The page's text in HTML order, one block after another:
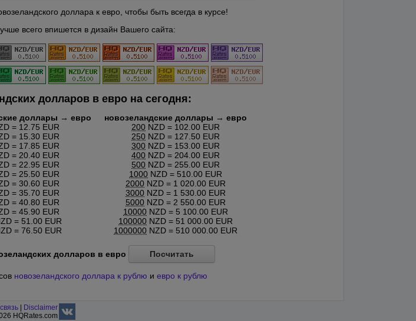
доллара к евро, чтобы быть всегда в курсе!
всего впишется в дизайн Вашего сайта:
долларов в евро на сегодня:
доллары → евро
= 12.75 EUR
= 15.30 EUR
= 17.85 EUR
= 20.40 EUR
= 22.95 EUR
= 25.50 EUR
= 30.60 EUR
= 35.70 EUR
= 40.80 EUR
= 45.90 EUR
= 51.00 EUR
= 76.50 EUR
новозеландские доллары → евро
200 NZD = 102.00 EUR
250 NZD = 127.50 EUR
300 NZD = 153.00 EUR
400 NZD = 204.00 EUR
500 NZD = 255.00 EUR
1000 NZD = 510.00 EUR
2000 NZD = 1 020.00 EUR
3000 NZD = 1 530.00 EUR
5000 NZD = 2 550.00 EUR
10000 NZD = 5 100.00 EUR
100000 NZD = 51 000.00 EUR
1000000 NZD = 510 000.00 EUR
долларов в евро Посчитать
новозеландского доллара к рублю и евро к рублю
Disclaimer
HQRates.com